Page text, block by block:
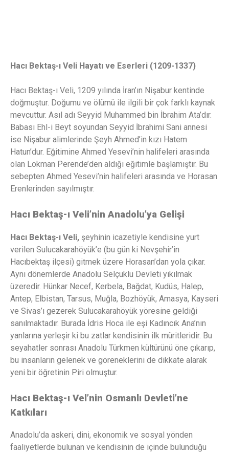
Hacı Bektaş-ı Veli Hayatı ve Eserleri (1209-1337)
Hacı Bektaş-ı Veli, 1209 yılında İran’ın Nişabur kentinde
doğmuştur. Doğumu ve ölümü ile ilgili bir çok farklı kaynak
mevcuttur. Asıl adı Seyyid Muhammed bin İbrahim Ata’dır.
Babası Ehl-i Beyt soyundan Seyyid İbrahimi Sani annesi
ise Nişabur alimlerinde Şeyh Ahmed’in kızı Hatem
Hatun’dur. Eğitimine Ahmed Yesevi’nin halifeleri arasında
olan Lokman Perende’den aldığı eğitimle başlamıştır. Bu
sebepten Ahmed Yesevi’nin halifeleri arasında ve Horasan
Erenlerinden sayılmıştır.
Hacı Bektaş-ı Veli’nin Anadolu’ya Gelişi
Hacı Bektaş-ı Veli, şeyhinin icazetiyle kendisine yurt
verilen Sulucakarahöyük’e (bu gün ki Nevşehir’in
Hacıbektaş ilçesi) gitmek üzere Horasan’dan yola çıkar.
Aynı dönemlerde Anadolu Selçuklu Devleti yıkılmak
üzeredir. Hünkar Necef, Kerbela, Bağdat, Kudüs, Halep,
Antep, Elbistan, Tarsus, Muğla, Bozhöyük, Amasya, Kayseri
ve Sivas’ı gezerek Sulucakarahöyük yöresine geldiği
sanılmaktadır. Burada İdris Hoca ile eşi Kadıncık Ana’nın
yanlarına yerleşir ki bu zatlar kendisinin ilk müritleridir. Bu
seyahatler sonrası Anadolu Türkmen kültürünü öne çıkarıp,
bu insanların gelenek ve göreneklerini de dikkate alarak
yeni bir öğretinin Piri olmuştur.
Hacı Bektaş-ı Vel’nin Osmanlı Devleti’ne
Katkıları
Anadolu’da askeri, dini, ekonomik ve sosyal yönden
faaliyetlerde bulunan ve kendisinin de içinde bulunduğu